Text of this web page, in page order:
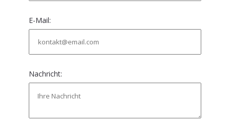
E-Mail:
Nachricht: